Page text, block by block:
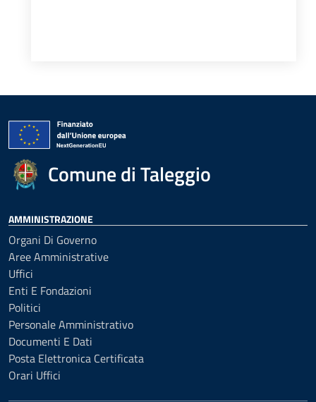
Comune di Taleggio
AMMINISTRAZIONE
Organi Di Governo
Aree Amministrative
Uffici
Enti E Fondazioni
Politici
Personale Amministrativo
Documenti E Dati
Posta Elettronica Certificata
Orari Uffici